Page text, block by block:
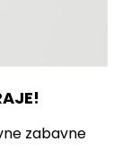
zabavne